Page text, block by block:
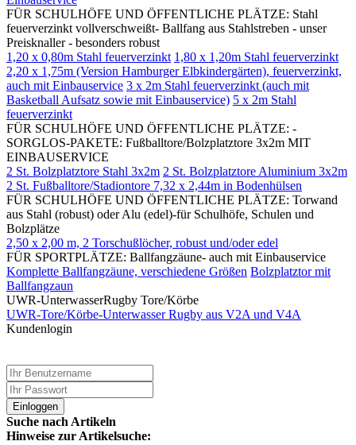
FÜR SCHULHÖFE UND ÖFFENTLICHE PLÄTZE: Stahl
feuerverzinkt vollverschweißt- Ballfang aus Stahlstreben - unser
Preisknaller - besonders robust
1,20 x 0,80m Stahl feuerverzinkt 1,80 x 1,20m Stahl feuerverzinkt
2,20 x 1,75m (Version Hamburger Elbkindergärten), feuerverzinkt,
auch mit Einbauservice 3 x 2m Stahl feuerverzinkt (auch mit
Basketball Aufsatz sowie mit Einbauservice) 5 x 2m Stahl
feuerverzinkt
FÜR SCHULHÖFE UND ÖFFENTLICHE PLÄTZE: -
SORGLOS-PAKETE: Fußballtore/Bolzplatztore 3x2m MIT
EINBAUSERVICE
2 St. Bolzplatztore Stahl 3x2m 2 St. Bolzplatztore Aluminium 3x2m
2 St. Fußballtore/Stadiontore 7,32 x 2,44m in Bodenhülsen
FÜR SCHULHÖFE UND ÖFFENTLICHE PLÄTZE: Torwand
aus Stahl (robust) oder Alu (edel)-für Schulhöfe, Schulen und
Bolzplätze
2,50 x 2,00 m, 2 Torschußlöcher, robust und/oder edel
FÜR SPORTPLÄTZE: Ballfangzäune- auch mit Einbauservice
Komplette Ballfangzäune, verschiedene Größen Bolzplatztor mit
Ballfangzaun
UWR-UnterwasserRugby Tore/Körbe
UWR-Tore/Körbe-Unterwasser Rugby aus V2A und V4A
Kundenlogin
Einloggen
Suche nach Artikeln
Hinweise zur Artikelsuche: